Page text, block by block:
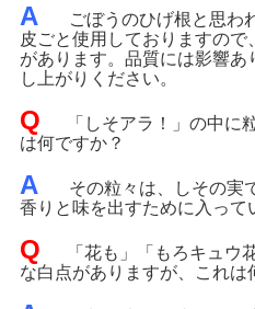
A
ごぼうのひげ根と思わ
皮ごと使用しておりますの
があります。品質には影響
し上がりください。
Q
「しそアラ！」の中に
は何ですか？
A
その粒々は、しその実
香りと味を出すために入って
Q
「花も」「もろキュウ
な白点がありますが、これは